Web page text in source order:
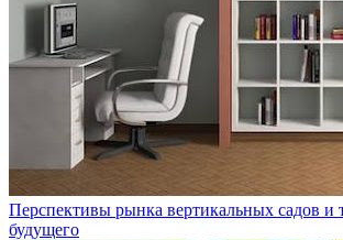
Перспективы рынка вертикальных садов и
будущего